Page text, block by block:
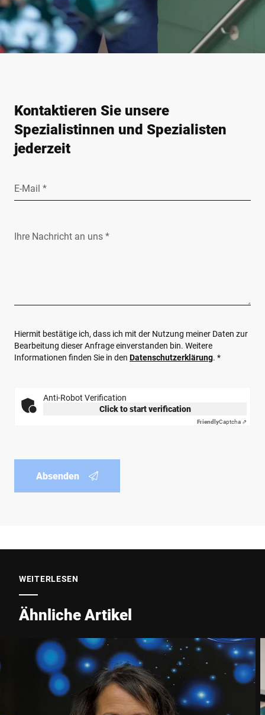
Kontaktieren Sie unsere
Spezialistinnen und Spezialisten
jederzeit
E-Mail *
Ihre Nachricht an uns *
Hiermit bestätige ich, dass ich mit der Nutzung meiner Daten zur
Bearbeitung dieser Anfrage einverstanden bin. Weitere
Informationen finden Sie in den Datenschutzerklärung. *
Anti-Robot Verification
Click to start verification
FriendlyCaptcha ⇗
Absenden
WEITERLESEN
Ähnliche Artikel